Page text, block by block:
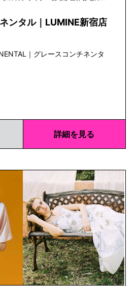
ンタル｜LUMINE新宿店
｜ グレースコンチネンタ
詳細を見る